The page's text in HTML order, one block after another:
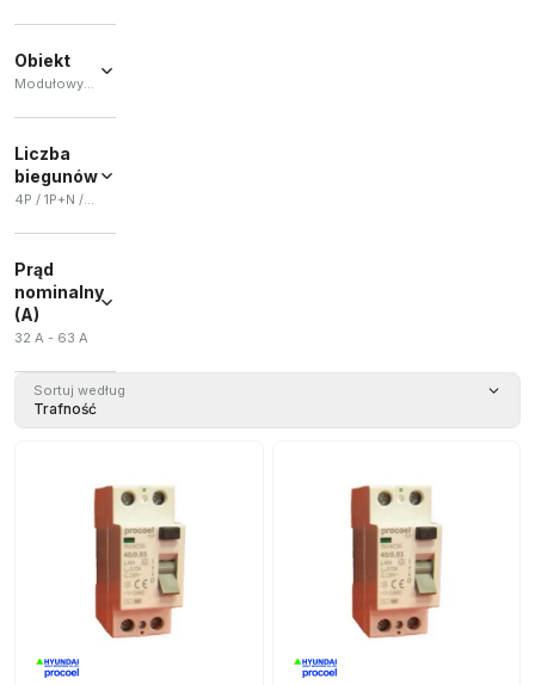
Obiekt
Modułowy stycznik / Wyłącznik
stycznik
(1)
Wyłącznik
Liczba
biegunów
4P / 1P+N / 2P
1P+N
Prąd
nominalny
(A)
32 A - 63 A
Sortuj według
Trafność